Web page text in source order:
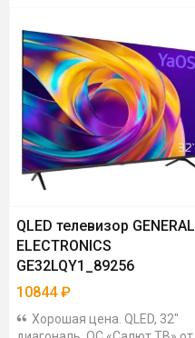
QLED телевизор GENERAL
ELECTRONICS
GE32LQY1_89256
10844₽
Хорошая цена. QLED, 32"